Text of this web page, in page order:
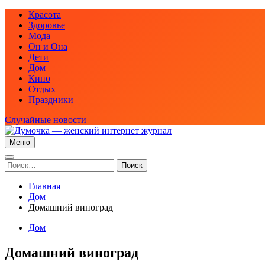
Перейти
содержимому
Красота
Здоровье
Мода
Он и Она
Дети
Дом
Кино
Отдых
Праздники
Случайные новости
Думочка — женский интернет журнал
женский интернет журнал — мода, рецепты красоты,
Меню
Найти:
Главная
Дом
Домашний виноград
Дом
Домашний виноград